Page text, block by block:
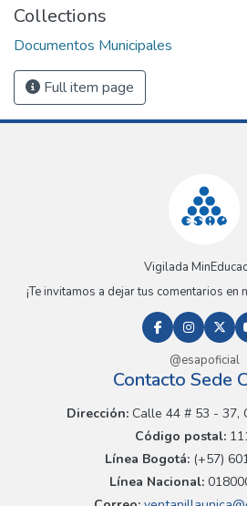
Collections
Documentos Municipales
Full item page
Vigilada
¡Te invitamos a dejar tus comentarios en
@esapoficial
Contacto Sede
Dirección:Calle 44 # 53 - 37,
Código postal:
Línea Bogotá:(+57)
Línea Nacional: